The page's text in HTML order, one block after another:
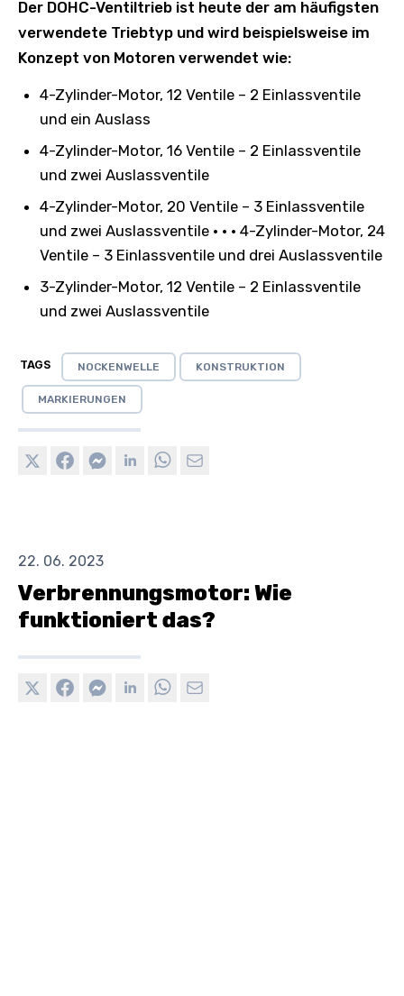
Der DOHC-Ventiltrieb ist heute der am häufigsten
verwendete Triebtyp und wird beispielsweise im
Konzept von Motoren verwendet wie:
4-Zylinder-Motor, 12 Ventile – 2 Einlassventile
und ein Auslass
4-Zylinder-Motor, 16 Ventile – 2 Einlassventile
und zwei Auslassventile
4-Zylinder-Motor, 20 Ventile – 3 Einlassventile
und zwei Auslassventile • • • 4-Zylinder-Motor, 24
Ventile – 3 Einlassventile und drei Auslassventile
3-Zylinder-Motor, 12 Ventile – 2 Einlassventile
und zwei Auslassventile
TAGS NOCKENWELLE KONSTRUKTION
MARKIERUNGEN
22. 06. 2023
Verbrennungsmotor: Wie
funktioniert das?